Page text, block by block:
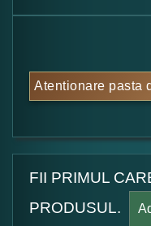
Atentionare pasta
FII PRIMUL
PRODUSUL.